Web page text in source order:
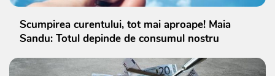
Scumpirea curentului, tot mai aproape! Maia
Sandu: Totul depinde de consumul nostru